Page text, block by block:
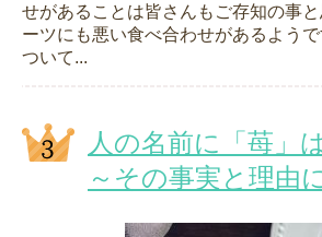
せがあることは皆さんもご存知の事
ーツにも悪い食べ合わせがあるよう
ついて...
人の名前に「苺」
～その事実と理由